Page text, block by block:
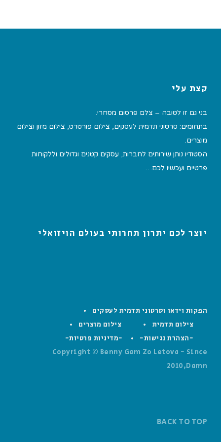
קצת עלי
בני גם זו לטובה – צלם פרסום מסחרי.
בתחומים: סרטוני תדמית לעסקים, צילום פורטרט, צילום מזון וצילום
מוצרים.
הסטודיו נותן שירותים לחברות, עסקים קטנים וגדולים וללקוחות
פרטיים ועכשיו לכם…
יוצר לכם יתרון תחרותי בעולם הויזואלי
הפקות וידאו וסרטוני תדמית לעסקים
צילום תדמית
צילום מוצרים
-הצהרת נגישות-
-מדיניות פרטיות-
Copyright © Benny Gam Zo Letova - Since
2010,Damn
BACK TO TOP